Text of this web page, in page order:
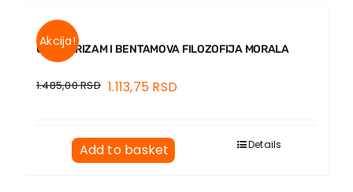
Akcija!
UTILITARIZAM I BENTAMOVA FILOZOFIJA MORALA
1.485,00RSD 1.113,75 RSD
Add to basket Details